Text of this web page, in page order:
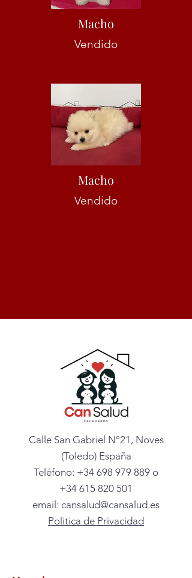
Macho
Vendido
Macho
Vendido
Calle San Gabriel Nº21, Noves
(Toledo) España
Teléfono: +34 698 979 889 o
+34 615 820 501
email: cansalud@cansalud.es
Politica de Privacidad